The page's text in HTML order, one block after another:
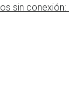
sin